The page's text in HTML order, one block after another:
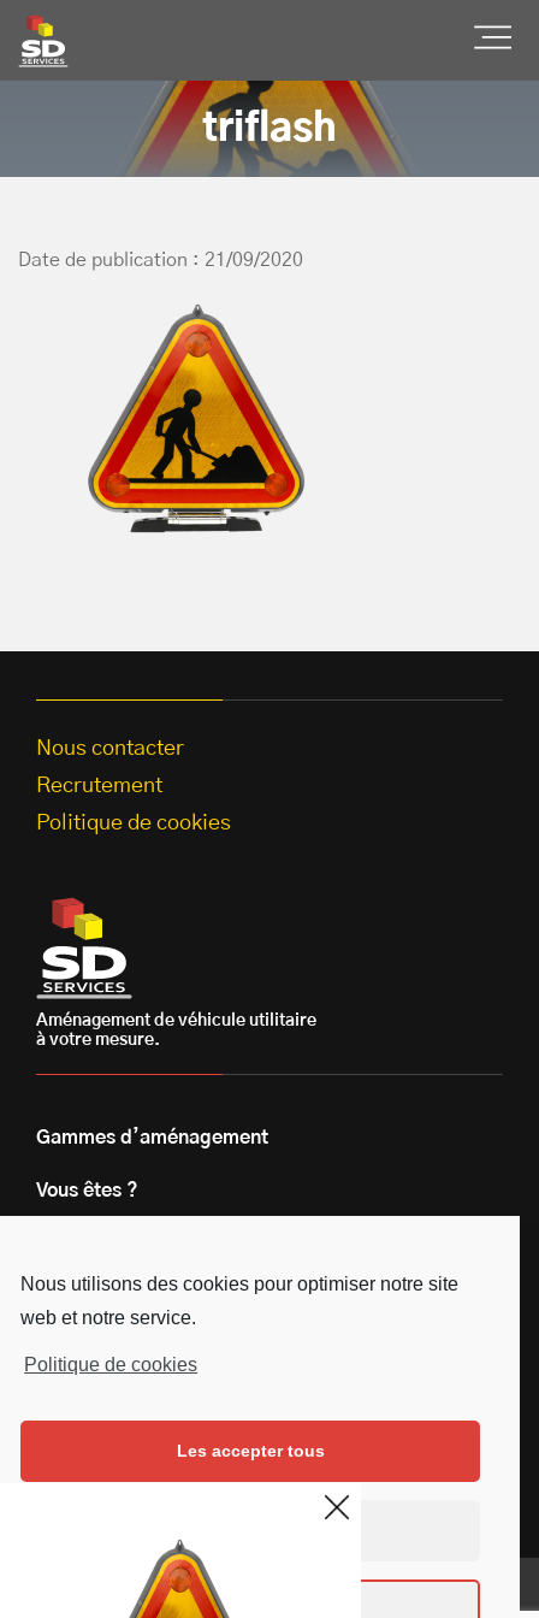
Nous utilisons des cookies pour optimiser notre site
web et notre service.
Politique de cookies
Les accepter tous
Voir les préférences
SD Services
triflash
Date de publication : 21/09/2020
Nous contacter
Recrutement
Politique de cookies
Aménagement de véhicule utilitaire
à votre mesure.
Gammes d’aménagement
Vous êtes ?
Le groupe
Instagram
Linkedin
Youtube
Mentions légales